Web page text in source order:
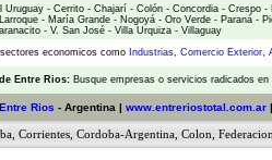
Uruguay - Cerrito - Chajarí - Colón - Concordia - Crespo -
Larroque - María Grande - Nogoyá - Oro Verde - Paraná -
- V. San José - Villa Urquiza - Villaguay
economicos como Industrias, Comercio Exterior,
Entre Rios: Busque empresas o servicios radicados
Rios - Argentina | www.entreriostotal.com.ar
Corrientes Cordoba-Argentina Colon